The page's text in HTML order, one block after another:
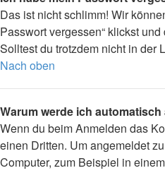
Das ist nicht schlimm! Wir
Passwort vergessen“ klickst
Solltest du trotzdem nicht in der
Nach oben
Warum werde ich
Wenn du beim Anmelden das
einen Dritten. Um angemeldet
Computer, zum Beispiel in